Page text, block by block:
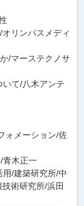
リンパスメディ
/マーステクノサ
て/八木アンテ
ォメーション/佐
青木正一
/建築研究所/中
術研究所/浜田